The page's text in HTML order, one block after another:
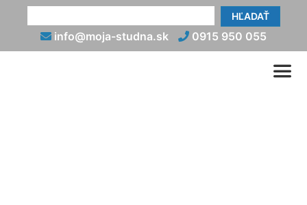
HĽADAŤ
info@moja-studna.sk 0915 950 055